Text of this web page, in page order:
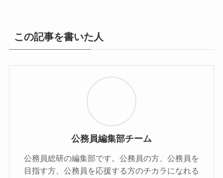
この記事を書いた人
公務員編集部チーム
公務員総研の編集部です。公務員の方、公務員を
目指す方、公務員を応援する方のチカラになれる